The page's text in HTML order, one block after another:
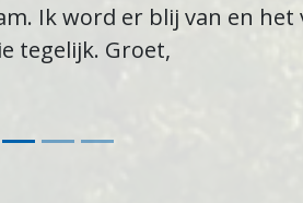
Ik word er blij van en het
tegelijk. Groet,